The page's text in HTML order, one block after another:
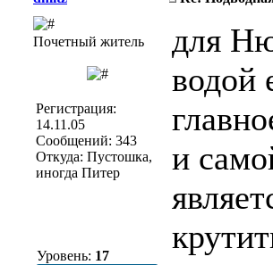
Почетный житель
Регистрация:
14.11.05
Сообщений: 343
Откуда: Пустошка,
иногда Питер
Уровень: 17
для
водой
и